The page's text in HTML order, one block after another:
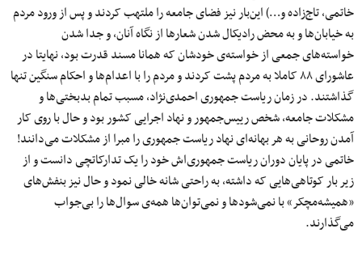
خاتمی، تاج‌زاده و…) این‌بار نیز فضای جامعه را ملتهب کردند و پس از ورود مردم
به خیابان‌ها و به محض رادیکال شدن شعارها از نگاه آنان، و جدا شدن
خواسته‌های جمعی از خواسته‌ی خودشان که همانا مسند قدرت بود، نهایتا در
عاشورای ۸۸ کاملا به مردم پشت کردند و مردم را با اعدام‌ها و احکام سنگین تنها
گذاشتند. در زمان ریاست جمهوری احمدی‌نژاد، مسبب تمام بدبختی‌ها و
مشکلات جامعه، شخص رییس‌جمهور و نهاد اجرایی کشور بود و حال با روی کار
آمدن روحانی به هر بهانه‌ای نهاد ریاست جمهوری را مبرا از مشکلات می‌دانند!
خاتمی در پایان دوران ریاست جمهوری‌اش خود را یک تدارکاتچی دانست و از
زیر بار کوتاهی‌هایی که داشته، به راحتی شانه خالی نمود و حال نیز بنفش‌های
«همیشه‌مچکر» با نمی‌شودها و نمی‌توان‌ها همه‌ی سوال‌ها را بی‌جواب
می‌گذارند.